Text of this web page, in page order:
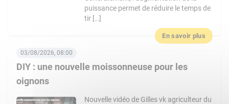
puissance permet de réduire le temps de
tir […]
En savoir plus
DIY : une nouvelle moissonneuse pour les
oignons
03/08/2026, 08:00
Nouvelle vidéo de Gilles vk agriculteur du